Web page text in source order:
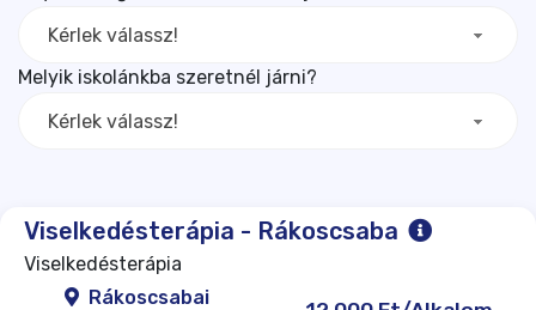
Kérlek válassz!
Melyik iskolánkba szeretnél járni?
Kérlek válassz!
Viselkedésterápia - Rákoscsaba
Viselkedésterápia
Rákoscsabai